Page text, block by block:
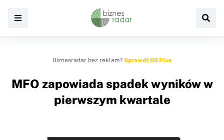
Biznesradar bez reklam? Sprawdź BR Plus
MFO zapowiada spadek wyników w
pierwszym kwartale